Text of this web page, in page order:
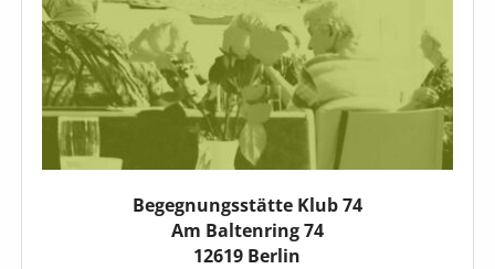
Begegnungsstätte Klub 74
Am Baltenring 74
12619 Berlin